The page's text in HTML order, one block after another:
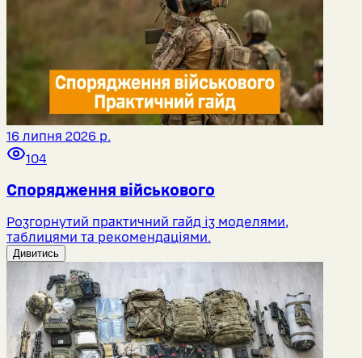
16 липня 2026 р.
104
Спорядження військового
Розгорнутий практичний гайд із моделями,
таблицями та рекомендаціями.
Дивитись